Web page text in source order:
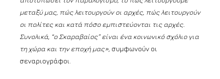
μεταξύ μας, πώς λειτουργούν οι αρχές, πώς λειτουργούν
οι πολίτες και κατά πόσο εμπιστεύονται τις αρχές.
Συνολικά, “o Σκαραβαίος” είναι ένα κοινωνικό σχόλιο για
τη χώρα και την εποχή μας», συμφωνούν οι
σεναριογράφοι.